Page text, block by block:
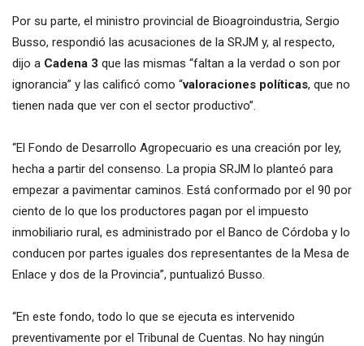
Por su parte, el ministro provincial de Bioagroindustria, Sergio
Busso, respondió las acusaciones de la SRJM y, al respecto,
dijo a Cadena 3 que las mismas “faltan a la verdad o son por
ignorancia” y las calificó como “valoraciones políticas, que no
tienen nada que ver con el sector productivo”.
“El Fondo de Desarrollo Agropecuario es una creación por ley,
hecha a partir del consenso. La propia SRJM lo planteó para
empezar a pavimentar caminos. Está conformado por el 90 por
ciento de lo que los productores pagan por el impuesto
inmobiliario rural, es administrado por el Banco de Córdoba y lo
conducen por partes iguales dos representantes de la Mesa de
Enlace y dos de la Provincia”, puntualizó Busso.
“En este fondo, todo lo que se ejecuta es intervenido
preventivamente por el Tribunal de Cuentas. No hay ningún